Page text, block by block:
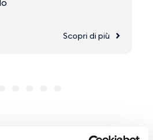
Scopri di più